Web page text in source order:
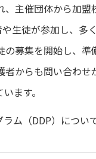
主催団体から加
生徒が参加し、多
募集を開始し、
からも問い合わ
ます。
ム（DDP）につい